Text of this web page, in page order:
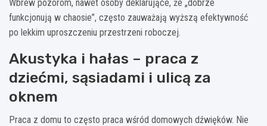
Wbrew pozorom, nawet osoby deklarujące, że „dobrze
funkcjonują w chaosie”, często zauważają wyższą efektywność
po lekkim uproszczeniu przestrzeni roboczej.
Akustyka i hałas – praca z
dziećmi, sąsiadami i ulicą za
oknem
Praca z domu to często praca wśród domowych dźwięków. Nie